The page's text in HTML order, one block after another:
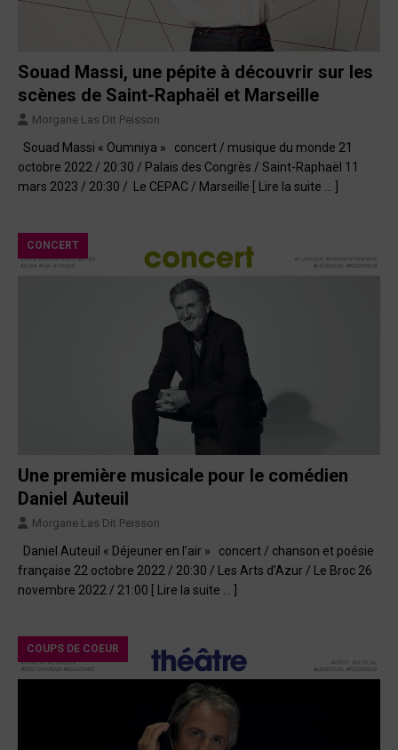
Souad Massi, une pépite à découvrir sur les
scènes de Saint-Raphaël et Marseille
Morgane Las Dit Peisson
Souad Massi « Oumniya » concert / musique du monde 21
octobre 2022 / 20:30 / Palais des Congrès / Saint-Raphaël 11
mars 2023 / 20:30 / Le CEPAC / Marseille
[ Lire la suite … ]
CONCERT
Une première musicale pour le comédien
Daniel Auteuil
Morgane Las Dit Peisson
Daniel Auteuil « Déjeuner en l’air » concert / chanson et poésie
française 22 octobre 2022 / 20:30 / Les Arts d’Azur / Le Broc 26
novembre 2022 / 21:00
[ Lire la suite … ]
COUPS DE COEUR